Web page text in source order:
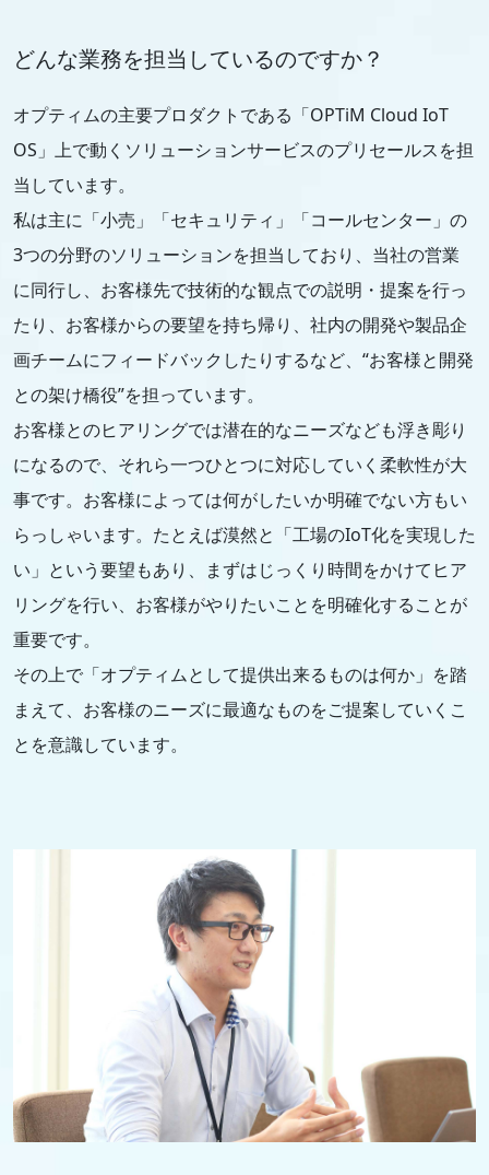
どんな業務を担当しているのですか？
オプティムの主要プロダクトである「OPTiM Cloud IoT
OS」上で動くソリューションサービスのプリセールスを担
当しています。
私は主に「小売」「セキュリティ」「コールセンター」の
3つの分野のソリューションを担当しており、当社の営業
に同行し、お客様先で技術的な観点での説明・提案を行っ
たり、お客様からの要望を持ち帰り、社内の開発や製品企
画チームにフィードバックしたりするなど、“お客様と開発
との架け橋役”を担っています。
お客様とのヒアリングでは潜在的なニーズなども浮き彫り
になるので、それら一つひとつに対応していく柔軟性が大
事です。お客様によっては何がしたいか明確でない方もい
らっしゃいます。たとえば漠然と「工場のIoT化を実現した
い」という要望もあり、まずはじっくり時間をかけてヒア
リングを行い、お客様がやりたいことを明確化することが
重要です。
その上で「オプティムとして提供出来るものは何か」を踏
まえて、お客様のニーズに最適なものをご提案していくこ
とを意識しています。